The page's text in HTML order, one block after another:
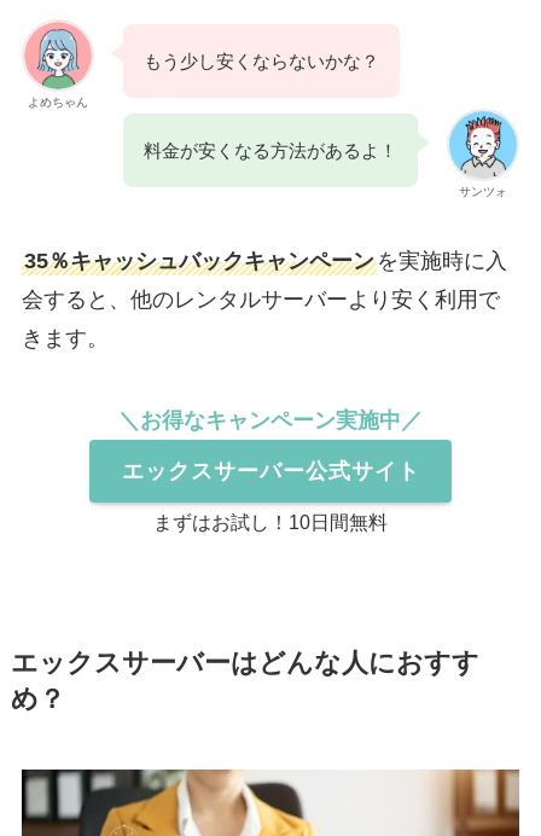
よめちゃん
もう少し安くならないかな？
サンツォ
料金が安くなる方法があるよ！
35％キャッシュバックキャンペーンを実施時に入
会すると、他のレンタルサーバーより安く利用で
きます。
＼お得なキャンペーン実施中／
エックスサーバー公式サイト
まずはお試し！10日間無料
エックスサーバーはどんな人におすす
め？